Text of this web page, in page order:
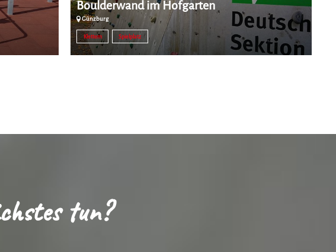
Boulderwand im Hofgarten
Günzburg
Klettern Spielplatz
tun?